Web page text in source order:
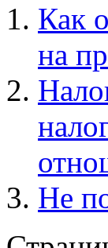
Как
на
Не